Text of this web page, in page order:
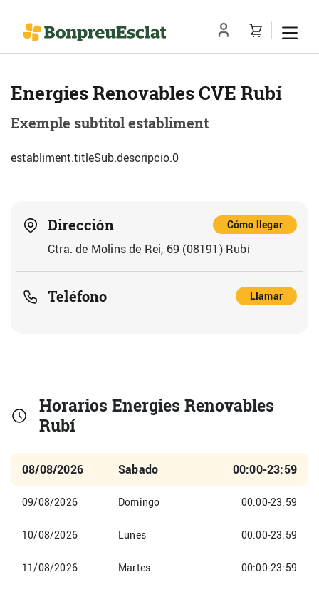
Energies Renovables CVE Rubí
Exemple subtitol establiment
establiment.titleSub.descripcio.0
Dirección Cómo llegar
Ctra. de Molins de Rei, 69 (08191) Rubí
Teléfono Llamar
Horarios Energies Renovables
Rubí
08/08/2026 Sabado 00:00-23:59
09/08/2026 Domingo 00:00-23:59
10/08/2026 Lunes 00:00-23:59
11/08/2026 Martes 00:00-23:59